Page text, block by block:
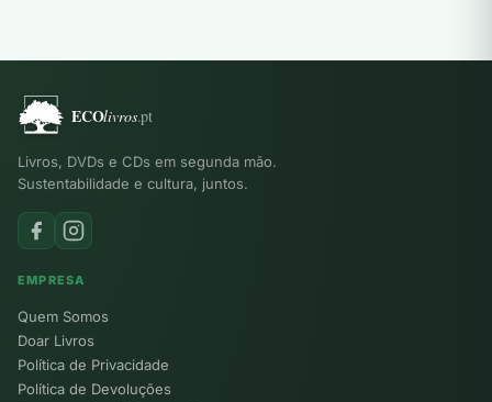
Livros, DVDs e CDs em segunda mão.
Sustentabilidade e cultura, juntos.
EMPRESA
Quem Somos
Doar Livros
Política de Privacidade
Política de Devoluções